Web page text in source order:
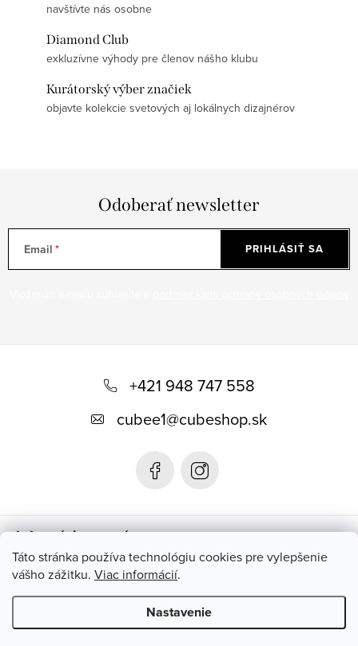
Táto stránka používa technológiu cookies pre vylepšenie
vášho zážitku. Viac informácií.
Nastavenie
navštívte nás osobne
Diamond Club
exkluzívne výhody pre členov nášho klubu
Kurátorský výber značiek
objavte kolekcie svetových aj lokálnych dizajnérov
Odoberať newsletter
Email PRIHLÁSIŤ SA
e
+421 948 747 558
cubee1@cubeshop.sk
Informácie pre vás
Instagram
Copyright 2026CUBESHOP.SK. Všetky práva vyhradené.Upraviť